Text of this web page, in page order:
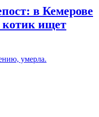
в Кемерове
ищет
умерла.